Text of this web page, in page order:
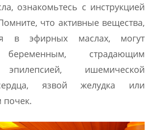
ознакомьтесь с инструкцией
что активные вещества,
в эфирных маслах, могут
беременным, страдающим
эпилепсией, ишемической
язвой желудка или
почек.